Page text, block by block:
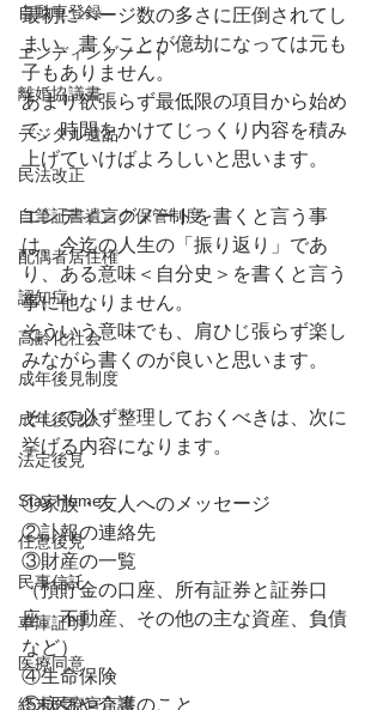
自動車登録
エンディングノート
離婚協議書
デジタル遺品
民法改正
自筆証書遺言の保管制度
配偶者居住権
認知症
高齢化社会
成年後見制度
成年後見人
法定後見
Stay Home
任意後見
民事信託
車庫証明
医療同意
終末医療宣言書
最初にページ数の多さに圧倒されてし
まい、書くことが億劫になっては元も
子もありません。
あまり欲張らず最低限の項目から始め
て、時間をかけてじっくり内容を積み
上げていけばよろしいと思います。
エンディングノートを書くと言う事
は、今迄の人生の「振り返り」であ
り、ある意味＜自分史＞を書くと言う
事に他なりません。
そういう意味でも、肩ひじ張らず楽し
みながら書くのが良いと思います。
そして必ず整理しておくべきは、次に
挙げる内容になります。
①家族・友人へのメッセージ
②訃報の連絡先
③財産の一覧
（預貯金の口座、所有証券と証券口
座、不動産、その他の主な資産、負債
など）
④生命保険
⑤病気や介護のこと